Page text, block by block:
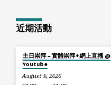
近期活動
主日崇拜 – 實體崇拜+網上直播 @
Youtube
August 9, 2026